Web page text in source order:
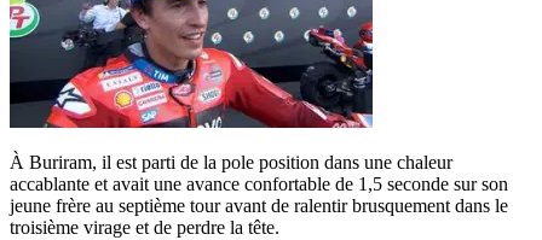
À Buriram, il est parti de la pole position dans une chaleur
accablante et avait une avance confortable de 1,5 seconde sur son
jeune frère au septième tour avant de ralentir brusquement dans le
troisième virage et de perdre la tête.